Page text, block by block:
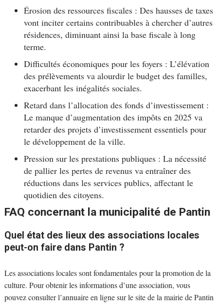
Érosion des ressources fiscales : Des hausses de taxes
vont inciter certains contribuables à chercher d’autres
résidences, diminuant ainsi la base fiscale à long
terme.
Difficultés économiques pour les foyers : L’élévation
des prélèvements va alourdir le budget des familles,
exacerbant les inégalités sociales.
Retard dans l’allocation des fonds d’investissement :
Le manque d’augmentation des impôts en 2025 va
retarder des projets d’investissement essentiels pour
le développement de la ville.
Pression sur les prestations publiques : La nécessité
de pallier les pertes de revenus va entraîner des
réductions dans les services publics, affectant le
quotidien des citoyens.
FAQ concernant la municipalité de Pantin
Quel état des lieux des associations locales
peut-on faire dans Pantin ?
Les associations locales sont fondamentales pour la promotion de la
culture. Pour obtenir les informations d’une association, vous
pouvez consulter l’annuaire en ligne sur le site de la mairie de Pantin